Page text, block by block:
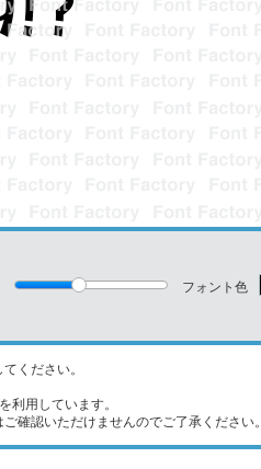
フォント色
ください。
用しています。
確認いただけませんのでご了承ください。